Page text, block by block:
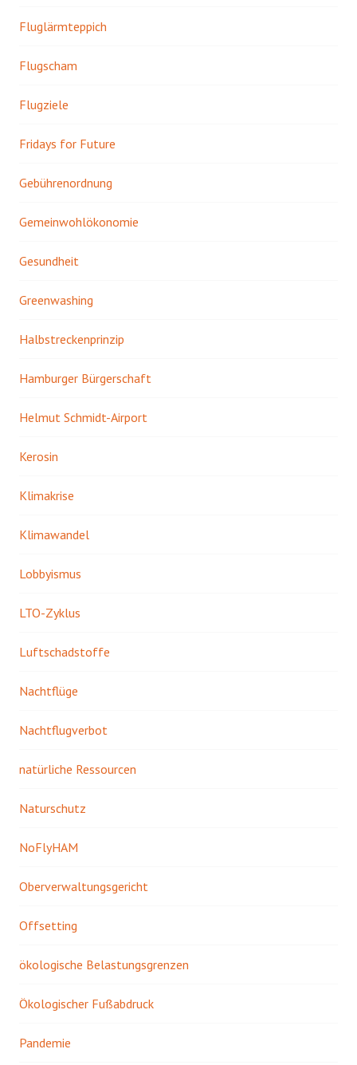
Fluglärmteppich
Flugscham
Flugziele
Fridays for Future
Gebührenordnung
Gemeinwohlökonomie
Gesundheit
Greenwashing
Halbstreckenprinzip
Hamburger Bürgerschaft
Helmut Schmidt-Airport
Kerosin
Klimakrise
Klimawandel
Lobbyismus
LTO-Zyklus
Luftschadstoffe
Nachtflüge
Nachtflugverbot
natürliche Ressourcen
Naturschutz
NoFlyHAM
Oberverwaltungsgericht
Offsetting
ökologische Belastungsgrenzen
Ökologischer Fußabdruck
Pandemie